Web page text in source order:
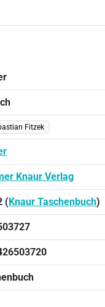
Fitzek
Knaur Verlag
(Knaur Taschenbuch)